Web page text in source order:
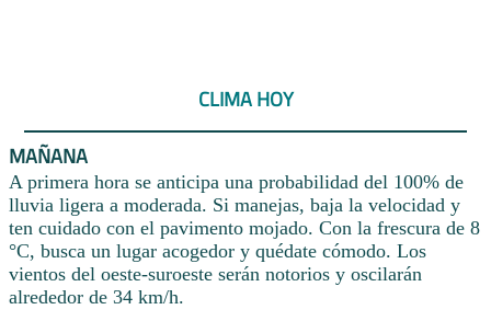
CLIMA HOY
MAÑANA
A primera hora se anticipa una probabilidad del 100% de
lluvia ligera a moderada. Si manejas, baja la velocidad y
ten cuidado con el pavimento mojado. Con la frescura de 8
°C, busca un lugar acogedor y quédate cómodo. Los
vientos del oeste-suroeste serán notorios y oscilarán
alrededor de 34 km/h.